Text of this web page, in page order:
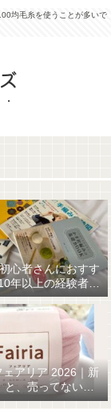
均毛糸を使うことが多いで
心者さんにおすす
年以上の経験者が
厳選
ェアリア 2026｜新
と、売ってない…
までの話